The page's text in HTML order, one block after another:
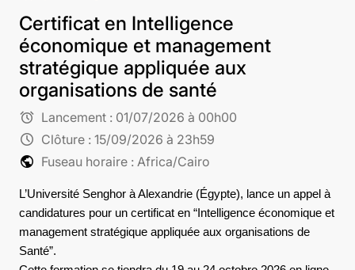
Certificat en Intelligence
économique et management
stratégique appliquée aux
organisations de santé
alarm Lancement : 01/07/2026 à 00h00
schedule Clôture : 15/09/2026 à 23h59
public Fuseau horaire : Africa/Cairo
L’Université Senghor à Alexandrie (Égypte), lance un appel à
candidatures pour un certificat en “Intelligence économique et
management stratégique appliquée aux organisations de
Santé”.